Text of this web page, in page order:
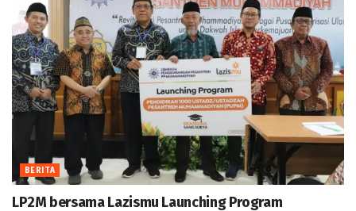
BERITA
LP2M bersama Lazismu Launching Program